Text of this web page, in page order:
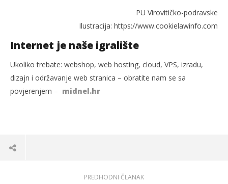
PU Virovitičko-podravske
Ilustracija: https://www.cookielawinfo.com
Internet je naše igralište
Ukoliko trebate: webshop, web hosting, cloud, VPS, izradu,
dizajn i održavanje web stranica – obratite nam se sa
povjerenjem – midnel.hr
PREDHODNI ČLANAK